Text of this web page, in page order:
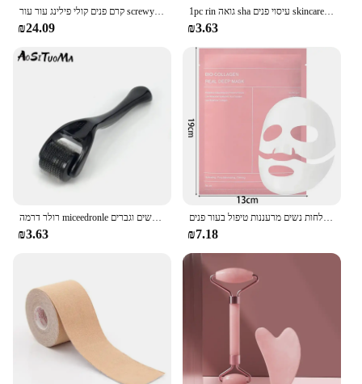
קרם פנים קולי פילינג עור עור screwy עמוק ניקוי פנים ניקוי פנים
₪24.09
1pc rin גואה sha עיסוי פנים skincare guasha כלים פנים פנים מגרדים לעיסוי צוואר גב גוף עיסוי
₪3.63
רולר דרמה miceedronle עם מחטי טיטניום כלי מיקרו מדהים לעור הפנים שיער זקן הקרקפת זקן נשים וגברים
₪3.63
מסיכת ביו קולגן הבהרת לחות עמוק לכווץ נקבוביות הלילה מסכת לחות עדינה לחות נשים מרעננות טיפול בעור פנים
₪7.18